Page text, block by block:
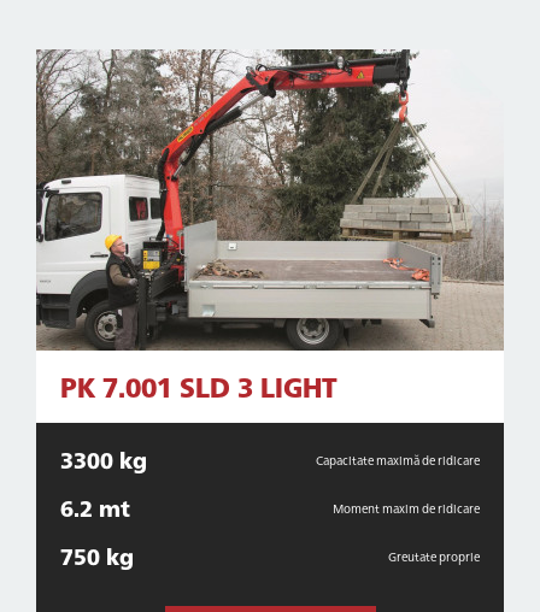
PK 7.001 SLD 3 LIGHT
3300 kg Capacitate maximă de ridicare
6.2 mt Moment maxim de ridicare
750 kg Greutate proprie